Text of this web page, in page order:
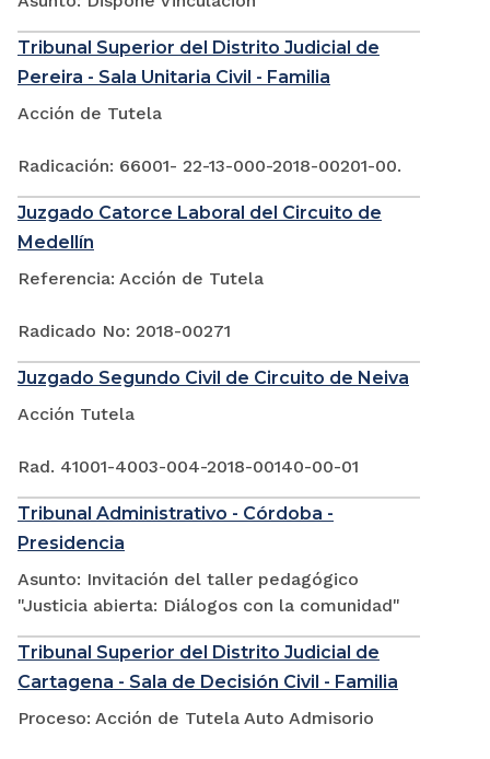
Tribunal Superior del Distrito Judicial de
Pereira - Sala Unitaria Civil - Familia
Acción de Tutela
Radicación: 66001- 22-13-000-2018-00201-00.
Juzgado Catorce Laboral del Circuito de
Medellín
Referencia: Acción de Tutela
Radicado No: 2018-00271
Juzgado Segundo Civil de Circuito de Neiva
Acción Tutela
Rad. 41001-4003-004-2018-00140-00-01
Tribunal Administrativo - Córdoba -
Presidencia
Asunto: Invitación del taller pedagógico
"Justicia abierta: Diálogos con la comunidad"
Tribunal Superior del Distrito Judicial de
Cartagena - Sala de Decisión Civil - Familia
Proceso: Acción de Tutela Auto Admisorio